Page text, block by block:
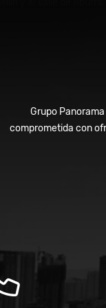
Grupo
comprometida con